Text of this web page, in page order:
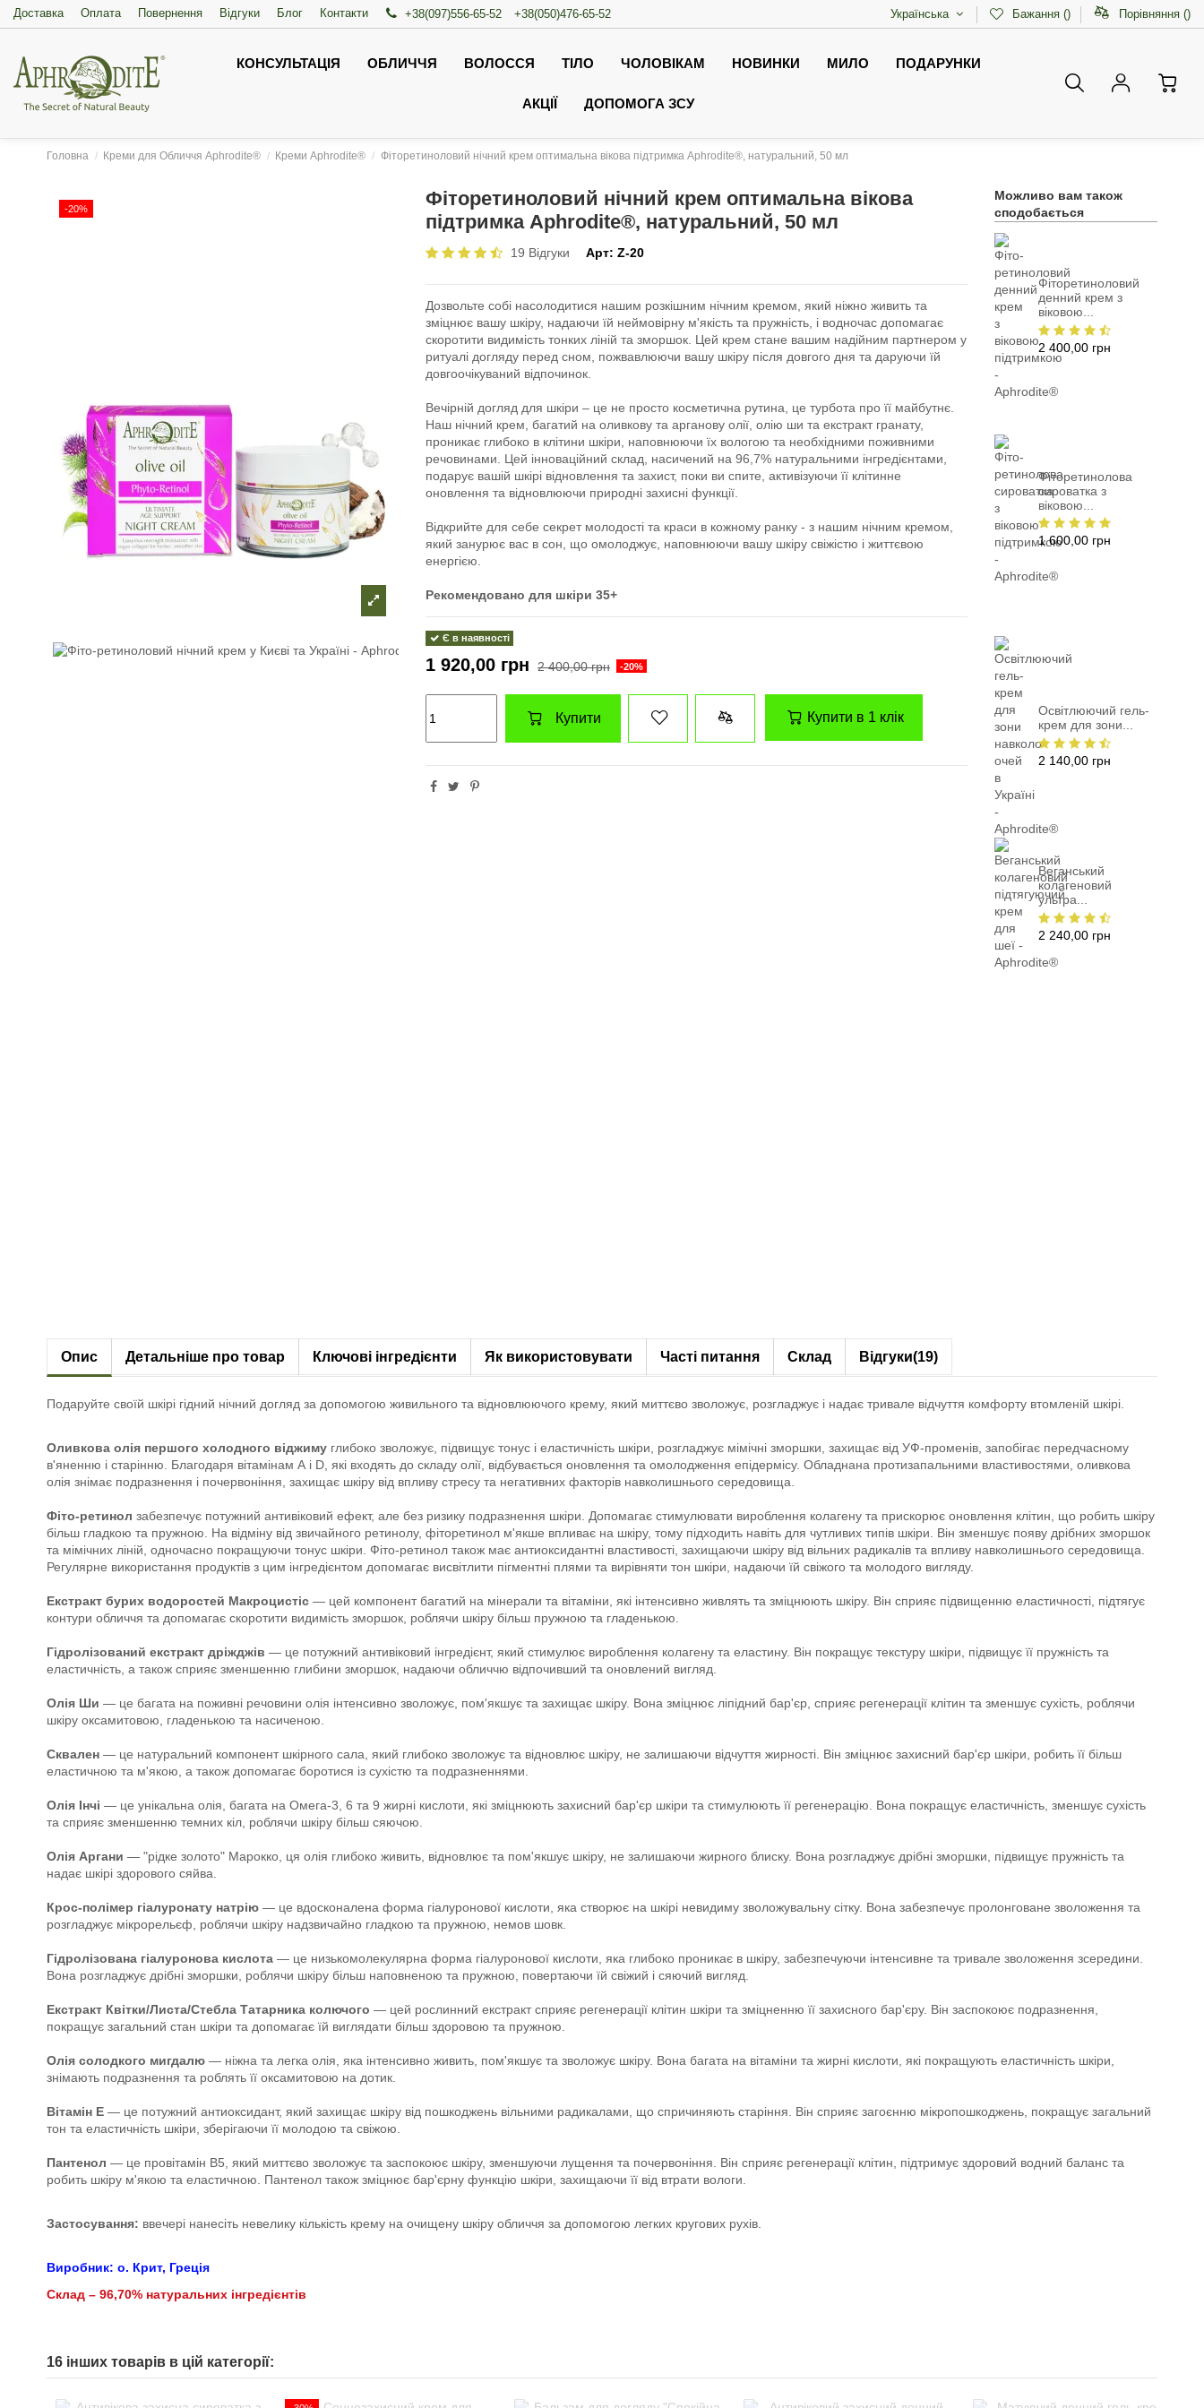
Доставка Оплата Повернення Відгуки Блог Контакти +38(097)556-65-52 +38(050)476-65-52 Українська Бажання () Порівняння ()
КОНСУЛЬТАЦІЯ ОБЛИЧЧЯ ВОЛОССЯ ТІЛО ЧОЛОВІКАМ НОВИНКИ МИЛО ПОДАРУНКИ
АКЦІЇ ДОПОМОГА ЗСУ
Головна Креми для Обличчя Aphrodite® Креми Aphrodite® Фіторетиноловий нічний крем оптимальна вікова підтримка Aphrodite®, натуральний, 50 мл
-20%
Фіторетиноловий нічний крем оптимальна вікова
підтримка Aphrodite®, натуральний, 50 мл
19 Відгуки Арт: Z-20
Дозвольте собі насолодитися нашим розкішним нічним кремом, який ніжно живить та
зміцнює вашу шкіру, надаючи їй неймовірну м'якість та пружність, і водночас допомагає
скоротити видимість тонких ліній та зморшок. Цей крем стане вашим надійним партнером у
ритуалі догляду перед сном, пожвавлюючи вашу шкіру після довгого дня та даруючи їй
довгоочікуваний відпочинок.
Вечірній догляд для шкіри – це не просто косметична рутина, це турбота про її майбутнє.
Наш нічний крем, багатий на оливкову та арганову олії, олію ши та екстракт гранату,
проникає глибоко в клітини шкіри, наповнюючи їх вологою та необхідними поживними
речовинами. Цей інноваційний склад, насичений на 96,7% натуральними інгредієнтами,
подарує вашій шкірі відновлення та захист, поки ви спите, активізуючи її клітинне
оновлення та відновлюючи природні захисні функції.
Відкрийте для себе секрет молодості та краси в кожному ранку - з нашим нічним кремом,
який занурює вас в сон, що омолоджує, наповнюючи вашу шкіру свіжістю і життєвою
енергією.
Рекомендовано для шкіри 35+
Є в наявності
1 920,00 грн 2 400,00 грн -20%
Купити Купити в 1 клік
Можливо вам також
сподобається
Фіторетиноловий
денний крем з
віковою...
2 400,00 грн
Фіторетинолова
сироватка з
віковою...
1 600,00 грн
Освітлюючий гель-
крем для зони...
2 140,00 грн
Веганський
колагеновий
ультра...
2 240,00 грн
Опис Детальніше про товар Ключові інгредієнти Як використовувати Часті питання Склад Відгуки(19)
Подаруйте своїй шкірі гідний нічний догляд за допомогою живильного та відновлюючого крему, який миттєво зволожує, розгладжує і надає тривале відчуття комфорту втомленій шкірі.
Оливкова олія першого холодного віджиму глибоко зволожує, підвищує тонус і еластичність шкіри, розгладжує мімічні зморшки, захищає від УФ-променів, запобігає передчасному
в'яненню і старінню. Благодаря вітамінам А і D, які входять до складу олії, відбувається оновлення та омолодження епідермісу. Обладнана протизапальними властивостями, оливкова
олія знімає подразнення і почервоніння, захищає шкіру від впливу стресу та негативних факторів навколишнього середовища.
Фіто-ретинол забезпечує потужний антивіковий ефект, але без ризику подразнення шкіри. Допомагає стимулювати вироблення колагену та прискорює оновлення клітин, що робить шкіру
більш гладкою та пружною. На відміну від звичайного ретинолу, фіторетинол м'якше впливає на шкіру, тому підходить навіть для чутливих типів шкіри. Він зменшує появу дрібних зморшок
та мімічних ліній, одночасно покращуючи тонус шкіри. Фіто-ретинол також має антиоксидантні властивості, захищаючи шкіру від вільних радикалів та впливу навколишнього середовища.
Регулярне використання продуктів з цим інгредієнтом допомагає висвітлити пігментні плями та вирівняти тон шкіри, надаючи їй свіжого та молодого вигляду.
Екстракт бурих водоростей Макроцистіс — цей компонент багатий на мінерали та вітаміни, які інтенсивно живлять та зміцнюють шкіру. Він сприяє підвищенню еластичності, підтягує
контури обличчя та допомагає скоротити видимість зморшок, роблячи шкіру більш пружною та гладенькою.
Гідролізований екстракт дріжджів — це потужний антивіковий інгредієнт, який стимулює вироблення колагену та еластину. Він покращує текстуру шкіри, підвищує її пружність та
еластичність, а також сприяє зменшенню глибини зморшок, надаючи обличчю відпочивший та оновлений вигляд.
Олія Ши — це багата на поживні речовини олія інтенсивно зволожує, пом'якшує та захищає шкіру. Вона зміцнює ліпідний бар'єр, сприяє регенерації клітин та зменшує сухість, роблячи
шкіру оксамитовою, гладенькою та насиченою.
Сквален — це натуральний компонент шкірного сала, який глибоко зволожує та відновлює шкіру, не залишаючи відчуття жирності. Він зміцнює захисний бар'єр шкіри, робить її більш
еластичною та м'якою, а також допомагає боротися із сухістю та подразненнями.
Олія Інчі — це унікальна олія, багата на Омега-3, 6 та 9 жирні кислоти, які зміцнюють захисний бар'єр шкіри та стимулюють її регенерацію. Вона покращує еластичність, зменшує сухість
та сприяє зменшенню темних кіл, роблячи шкіру більш сяючою.
Олія Аргани — "рідке золото" Марокко, ця олія глибоко живить, відновлює та пом'якшує шкіру, не залишаючи жирного блиску. Вона розгладжує дрібні зморшки, підвищує пружність та
надає шкірі здорового сяйва.
Крос-полімер гіалуронату натрію — це вдосконалена форма гіалуронової кислоти, яка створює на шкірі невидиму зволожувальну сітку. Вона забезпечує пролонговане зволоження та
розгладжує мікрорельєф, роблячи шкіру надзвичайно гладкою та пружною, немов шовк.
Гідролізована гіалуронова кислота — це низькомолекулярна форма гіалуронової кислоти, яка глибоко проникає в шкіру, забезпечуючи інтенсивне та тривале зволоження зсередини.
Вона розгладжує дрібні зморшки, роблячи шкіру більш наповненою та пружною, повертаючи їй свіжий і сяючий вигляд.
Екстракт Квітки/Листа/Стебла Татарника колючого — цей рослинний екстракт сприяє регенерації клітин шкіри та зміцненню її захисного бар'єру. Він заспокоює подразнення,
покращує загальний стан шкіри та допомагає їй виглядати більш здоровою та пружною.
Олія солодкого мигдалю — ніжна та легка олія, яка інтенсивно живить, пом'якшує та зволожує шкіру. Вона багата на вітаміни та жирні кислоти, які покращують еластичність шкіри,
знімають подразнення та роблять її оксамитовою на дотик.
Вітамін Е — це потужний антиоксидант, який захищає шкіру від пошкоджень вільними радикалами, що спричиняють старіння. Він сприяє загоєнню мікропошкоджень, покращує загальний
тон та еластичність шкіри, зберігаючи її молодою та свіжою.
Пантенол — це провітамін B5, який миттєво зволожує та заспокоює шкіру, зменшуючи лущення та почервоніння. Він сприяє регенерації клітин, підтримує здоровий водний баланс та
робить шкіру м'якою та еластичною. Пантенол також зміцнює бар'єрну функцію шкіри, захищаючи її від втрати вологи.
Застосування: ввечері нанесіть невелику кількість крему на очищену шкіру обличчя за допомогою легких кругових рухів.
Виробник: о. Крит, Греція
Склад – 96,70% натуральних інгредієнтів
16 інших товарів в цій категорії: